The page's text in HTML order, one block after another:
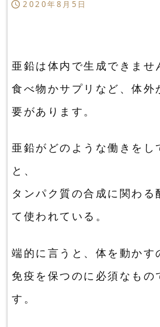
 2020年8月5日
亜鉛は体内で生成できませ
食べ物かサプリなど、体外
要があります。
亜鉛がどのような働きをし
と、
タンパク質の合成に関わる
て使われている。
端的に言うと、体を動かす
免疫を保つのに必須なもの
す。